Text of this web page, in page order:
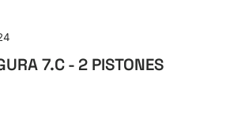
7.C - 2 PISTONES